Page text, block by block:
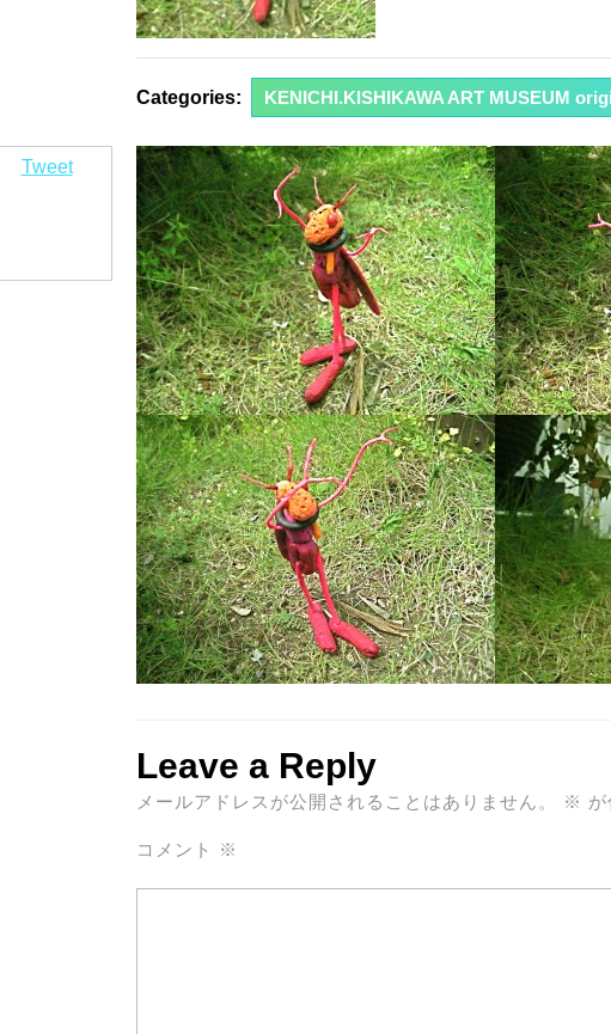
Categories: KENICHI.KISHIKAWA ART MUSEUM
Tweet
Leave a Reply
メールアドレスが公開されることはありません。 ※
コメント ※